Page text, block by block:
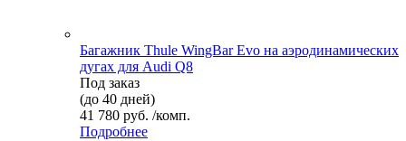
Багажник Thule WingBar Evo на аэродинамических
дугах для Audi Q8
Под заказ
(до 40 дней)
41 780 руб. /комп.
Подробнее